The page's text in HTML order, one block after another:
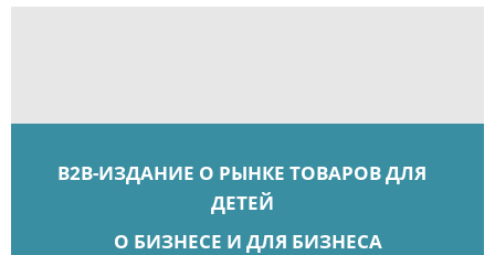
B2B-ИЗДАНИЕ О РЫНКЕ ТОВАРОВ ДЛЯ
ДЕТЕЙ
О БИЗНЕСЕ И ДЛЯ БИЗНЕСА